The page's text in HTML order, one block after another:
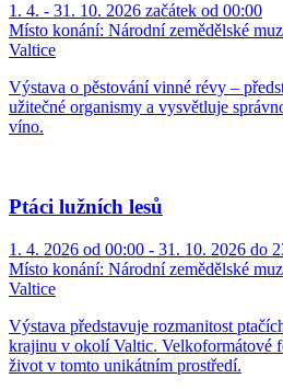
1. 4. - 31. 10. 2026 začátek od 00:00
Místo konání: Národní zemědělské
Valtice
Výstava o pěstování vinné révy –
užitečné organismy a vysvětluje
víno.
Ptáci lužních lesů
1. 4. 2026 od 00:00 - 31. 10. 2026 do
Místo konání: Národní zemědělské
Valtice
Výstava představuje rozmanitost
krajinu v okolí Valtic. Velkoformátové
život v tomto unikátním prostředí.